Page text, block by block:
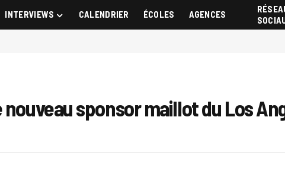
INTERVIEWS CALENDRIER ÉCOLES AGENCES
nouveau sponsor maillot du Los